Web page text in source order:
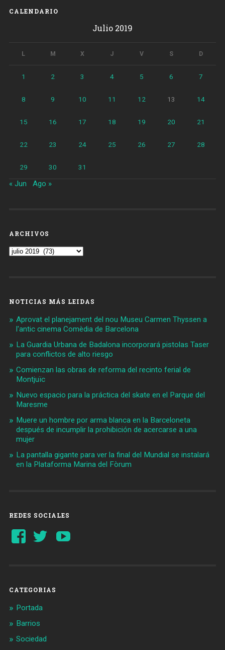
CALENDARIO
Julio 2019
L M X J V S D
1 2 3 4 5 6 7
8 9 10 11 12 13 14
15 16 17 18 19 20 21
22 23 24 25 26 27 28
29 30 31
« Jun Ago »
ARCHIVOS
Archivos
NOTICIAS MÁS LEIDAS
Aprovat el planejament del nou Museu Carmen Thyssen a
l'antic cinema Comèdia de Barcelona
La Guardia Urbana de Badalona incorporará pistolas Taser
para conflictos de alto riesgo
Comienzan las obras de reforma del recinto ferial de
Montjuïc
Nuevo espacio para la práctica del skate en el Parque del
Maresme
Muere un hombre por arma blanca en la Barceloneta
después de incumplir la prohibición de acercarse a una
mujer
La pantalla gigante para ver la final del Mundial se instalará
en la Plataforma Marina del Fòrum
REDES SOCIALES
Ver
perfil
Ver
perfil
CATEGORIAS
Portada
Barrios
Sociedad